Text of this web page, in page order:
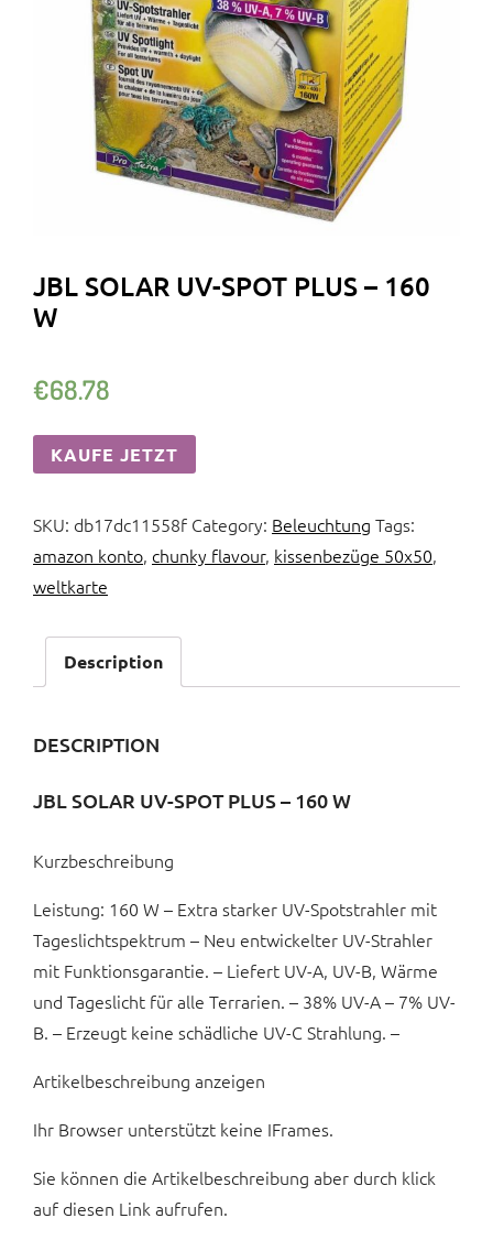
JBL SOLAR UV-SPOT PLUS – 160
W
€68.78
KAUFE JETZT
SKU: db17dc11558f Category: Beleuchtung Tags:
amazon konto, chunky flavour, kissenbezüge 50x50,
weltkarte
Description
DESCRIPTION
JBL SOLAR UV-SPOT PLUS – 160 W
Kurzbeschreibung
Leistung: 160 W – Extra starker UV-Spotstrahler mit
Tageslichtspektrum – Neu entwickelter UV-Strahler
mit Funktionsgarantie. – Liefert UV-A, UV-B, Wärme
und Tageslicht für alle Terrarien. – 38% UV-A – 7% UV-
B. – Erzeugt keine schädliche UV-C Strahlung. –
Artikelbeschreibung anzeigen
Ihr Browser unterstützt keine IFrames.
Sie können die Artikelbeschreibung aber durch klick
auf diesen Link aufrufen.